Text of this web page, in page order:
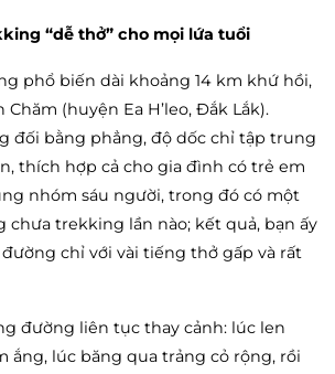
“dễ thở” cho mọi lứa tuổi
phổ biến dài khoảng 14 km khứ hồi,
(huyện Ea H’leo, Đắk Lắk).
đối bằng phẳng, độ dốc chỉ tập trung
thích hợp cả cho gia đình có trẻ em
nhóm sáu người, trong đó có một
chưa trekking lần nào; kết quả, bạn ấy
chỉ với vài tiếng thở gấp và rất
đường liên tục thay cảnh: lúc len
ắng, lúc băng qua trảng cỏ rộng, rồi